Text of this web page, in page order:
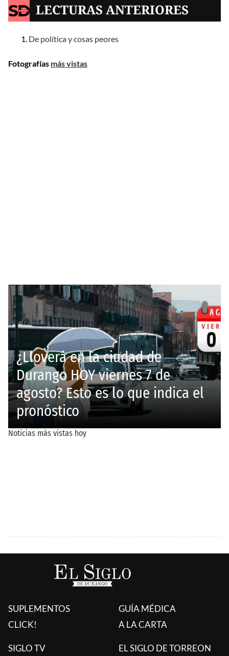
LECTURAS ANTERIORES
De política y cosas peores
Fotografías más vistas
SUPLEMENTOS
CLICK!
GUÍA MÉDICA
A LA CARTA
SIGLO TV EL SIGLO DE TORREON